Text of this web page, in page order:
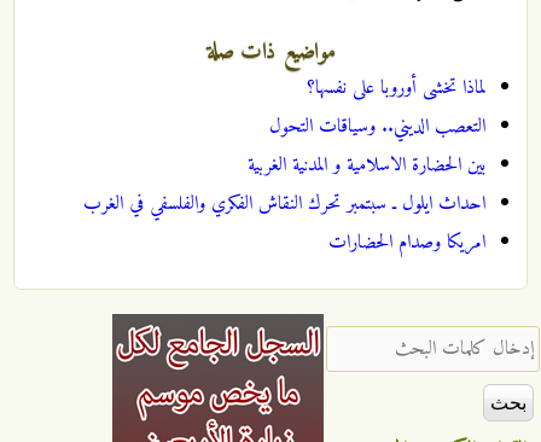
مواضيع ذات صلة
لماذا تخشى أوروبا على نفسها؟
التعصب الديني.. وسياقات التحول
بين الحضارة الاسلامية و المدنية الغربية
احداث ايلول ـ سبتمبر تحرك النقاش الفكري والفلسفي في الغرب
امريكا وصدام الحضارات
‏إدخال كلمات البحث ‏